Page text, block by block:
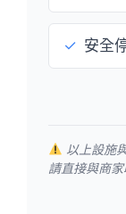
✓ 安全
以上設施
請直接與商家